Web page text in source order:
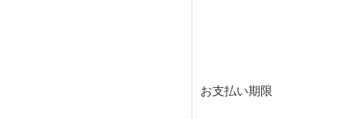
お支払い期限